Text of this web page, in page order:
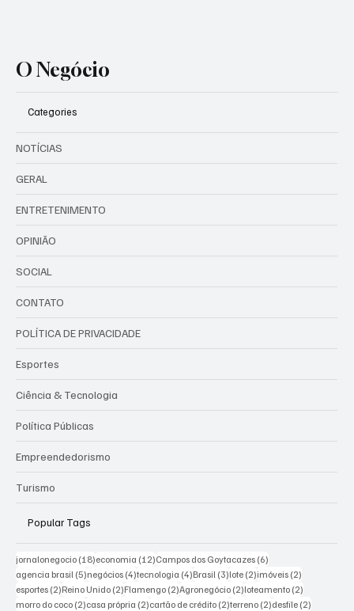
O Negócio
Categories
NOTÍCIAS
GERAL
ENTRETENIMENTO
OPINIÃO
SOCIAL
CONTATO
POLÍTICA DE PRIVACIDADE
Esportes
Ciência & Tecnologia
Política Públicas
Empreendedorismo
Turismo
Popular Tags
jornalonegocio (18)18 posts
economia (12)12 posts
Campos dos Goytacazes (6)
agencia brasil (5)5 posts
negócios (4)4 posts
tecnologia (4)4 posts
Brasil (3)3 posts
lote (2)2 posts
imóveis (2)
esportes (2)2 posts
Reino Unido (2)2 posts
Flamengo (2)2 posts
Agronegócio (2)2 posts
loteamento (2)
morro do coco (2)2 posts
casa própria (2)2 posts
cartão de crédito (2)2 posts
terreno (2)2 posts
desfile (2)